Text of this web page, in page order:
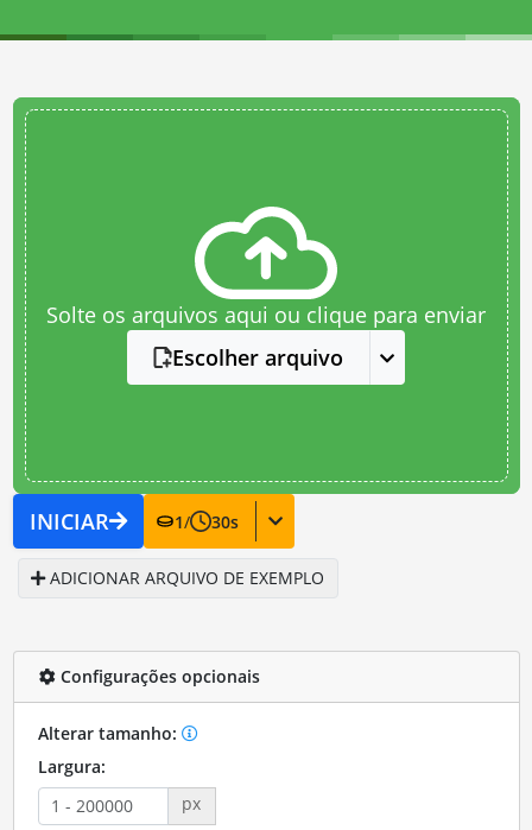
Solte os arquivos aqui ou clique para enviar
Escolher arquivo
INICIAR 1/ 30s
ADICIONAR ARQUIVO DE EXEMPLO
Configurações opcionais
Alterar tamanho:
Largura:
px